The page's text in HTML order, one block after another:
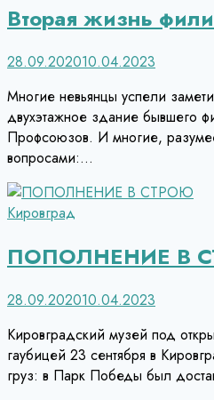
Вторая жизнь
28.09.202010.04.2023
Многие невьянцы успели
двухэтажное здание бывшего
Профсоюзов. И многие,
вопросами:…
Кировград
ПОПОЛНЕНИЕ В
28.09.202010.04.2023
Кировградский музей под
гаубицей 23 сентября в
груз: в Парк Победы был